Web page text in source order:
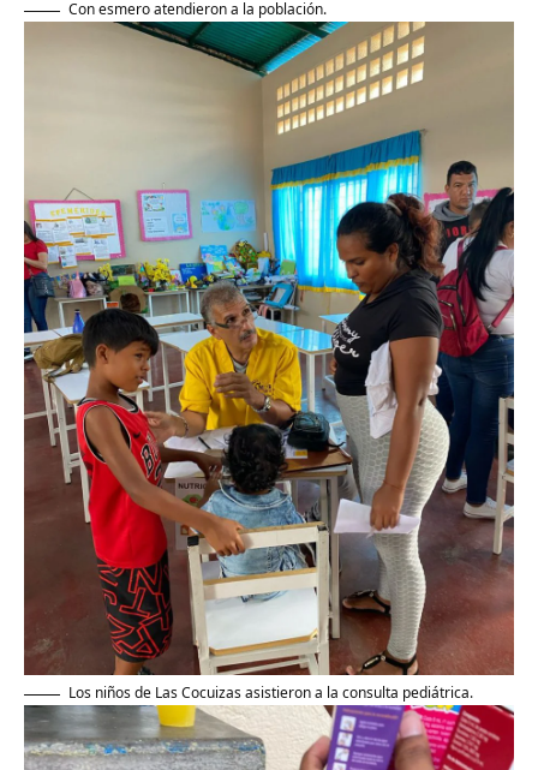
Con esmero atendieron a la población.
Los niños de Las Cocuizas asistieron a la consulta pediátrica.